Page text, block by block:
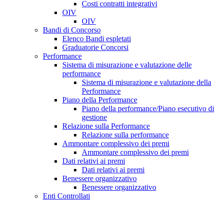
Costi contratti integrativi
OIV
OIV
Bandi di Concorso
Elenco Bandi espletati
Graduatorie Concorsi
Performance
Sistema di misurazione e valutazione delle
performance
Sistema di misurazione e valutazione della
Performance
Piano della Performance
Piano della performance/Piano esecutivo di
gestione
Relazione sulla Performance
Relazione sulla performance
Ammontare complessivo dei premi
Ammontare complessivo dei premi
Dati relativi ai premi
Dati relativi ai premi
Benessere organizzativo
Benessere organizzativo
Enti Controllati